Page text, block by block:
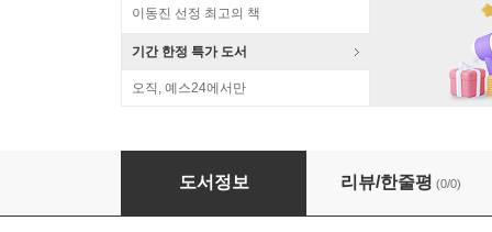
이동진 선정 최고의 책
기간 한정 특가 도서
오직, 예스24에서만
늙지 않고 아프지 않는 지혜 (큰글자도서)
도서정보 리뷰/한줄평 (0/0)